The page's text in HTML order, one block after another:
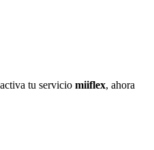
tu servicio miiflex, ahora